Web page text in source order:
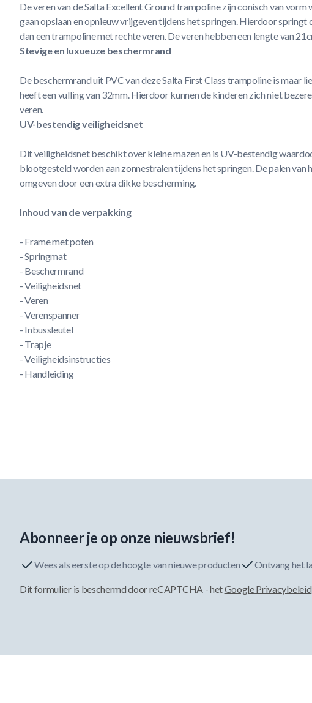
De veren van de Salta Excellent Ground trampoline zijn conisch van vorm
gaan opslaan en opnieuw vrijgeven tijdens het springen. Hierdoor
dan een trampoline met rechte veren. De veren hebben een lengte van
Stevige en luxueuze beschermrand
De beschermrand uit PVC van deze Salta First Class trampoline is maar
heeft een vulling van 32mm. Hierdoor kunnen de kinderen zich niet
veren.
UV-bestendig veiligheidsnet
Dit veiligheidsnet beschikt over kleine mazen en is UV-bestendig
blootgesteld worden aan zonnestralen tijdens het springen. De palen van
omgeven door een extra dikke bescherming.
Inhoud van de verpakking
- Frame met poten
- Springmat
- Beschermrand
- Veiligheidsnet
- Veren
- Verenspanner
- Inbussleutel
- Trapje
- Veiligheidsinstructies
- Handleiding
Abonneer je op onze nieuwsbrief!
Wees als eerste op de hoogte van nieuwe producten Ontvang het
Dit formulier is beschermd door reCAPTCHA - hetGoogle Privacybeleid